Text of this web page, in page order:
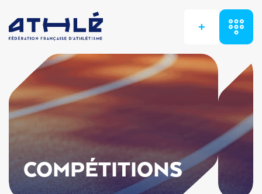
+
COMPÉTITIONS